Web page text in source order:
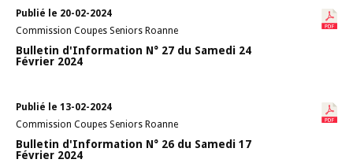
Publié le 20-02-2024
Commission Coupes Seniors Roanne
Bulletin d'Information N° 27 du Samedi 24
Février 2024
Publié le 13-02-2024
Commission Coupes Seniors Roanne
Bulletin d'Information N° 26 du Samedi 17
Février 2024